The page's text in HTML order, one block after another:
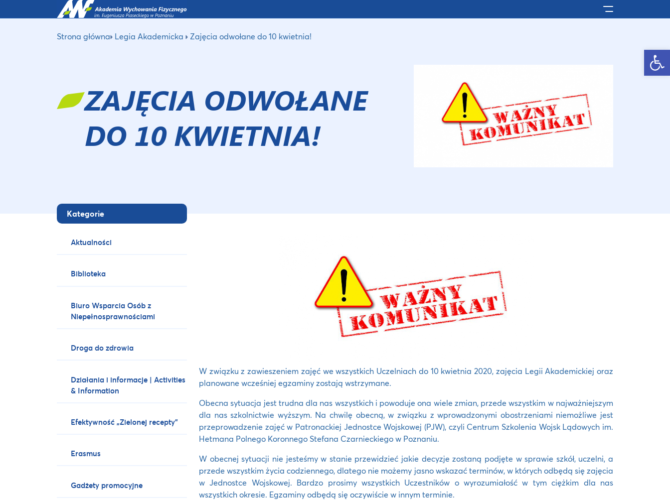
Otwórz pasek narzędzi
Pokaż/ukryj
Strona główna Legia Akademicka Zajęcia odwołane do 10 kwietnia!
ZAJĘCIA ODWOŁANE
DO 10 KWIETNIA!
Kategorie
Aktualności
Biblioteka
Biuro Wsparcia Osób z
Niepełnosprawnościami
Droga do zdrowia
Działania i informacje | Activities
& Information
Efektywność „Zielonej recepty”
Erasmus
Gadżety promocyjne
W związku z zawieszeniem zajęć we wszystkich Uczelniach do 10 kwietnia 2020, zajęcia Legii Akademickiej oraz
planowane wcześniej egzaminy zostają wstrzymane.
Obecna sytuacja jest trudna dla nas wszystkich i powoduje ona wiele zmian, przede wszystkim w najważniejszym
dla nas szkolnictwie wyższym. Na chwilę obecną, w związku z wprowadzonymi obostrzeniami niemożliwe jest
przeprowadzenie zajęć w Patronackiej Jednostce Wojskowej (PJW), czyli Centrum Szkolenia Wojsk Lądowych im.
Hetmana Polnego Koronnego Stefana Czarnieckiego w Poznaniu.
W obecnej sytuacji nie jesteśmy w stanie przewidzieć jakie decyzje zostaną podjęte w sprawie szkół, uczelni, a
przede wszystkim życia codziennego, dlatego nie możemy jasno wskazać terminów, w których odbędą się zajęcia
w Jednostce Wojskowej. Bardzo prosimy wszystkich Uczestników o wyrozumiałość w tym ciężkim dla nas
wszystkich okresie. Egzaminy odbędą się oczywiście w innym terminie.